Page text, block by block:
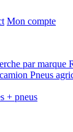
Mon compte
par marque
Pneus
+ pneus